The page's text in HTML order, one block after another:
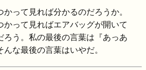
かって見れば分かるのだろうか。
かって見ればエアバッグが開いて
ろう。私の最後の言葉は『あっあ
な最後の言葉はいやだ。